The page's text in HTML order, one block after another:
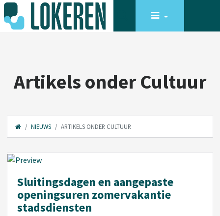
Artikels onder Cultuur
NIEUWS ARTIKELS ONDER CULTUUR
Sluitingsdagen en aangepaste
openingsuren zomervakantie
stadsdiensten